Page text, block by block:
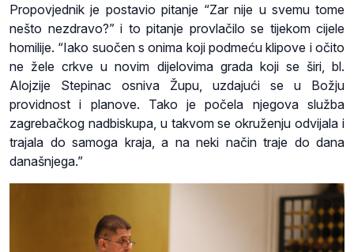
Propovjednik je postavio pitanje “Zar nije u svemu tome
nešto nezdravo?” i to pitanje provlačilo se tijekom cijele
homilije. “Iako suočen s onima koji podmeću klipove i očito
ne žele crkve u novim dijelovima grada koji se širi, bl.
Alojzije Stepinac osniva Župu, uzdajući se u Božju
providnost i planove. Tako je počela njegova služba
zagrebačkog nadbiskupa, u takvom se okruženju odvijala i
trajala do samoga kraja, a na neki način traje do dana
današnjega.”